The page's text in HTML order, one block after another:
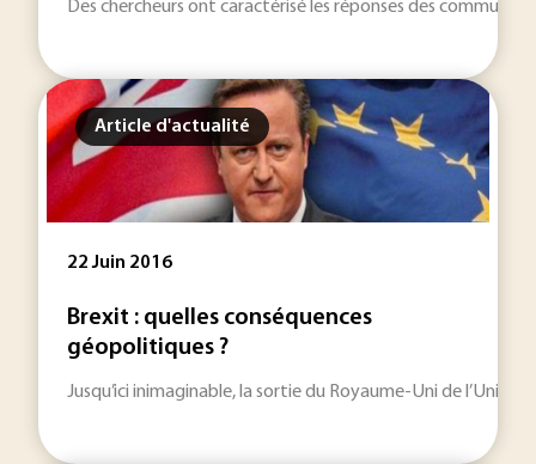
Des chercheurs ont caractérisé les réponses des
Article d'actualité
22 Juin 2016
Brexit : quelles conséquences
géopolitiques ?
Jusqu’ici inimaginable, la sortie du Royaume-Uni de